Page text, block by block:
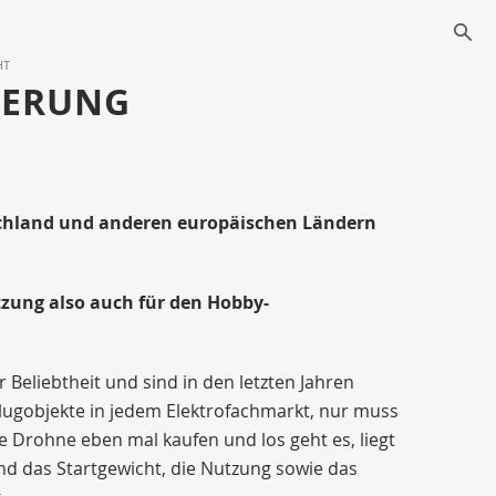
und anderen europäischen Ländern
also auch für den Hobby-
und sind in den letzten Jahren
in jedem Elektrofachmarkt, nur muss
eben mal kaufen und los geht es, liegt
das Startgewicht, die Nutzung sowie das